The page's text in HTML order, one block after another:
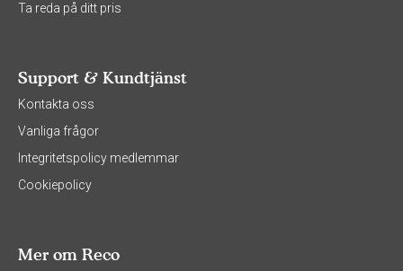
Ta reda på ditt pris
Support & Kundtjänst
Kontakta oss
Vanliga frågor
Integritetspolicy medlemmar
Cookiepolicy
Mer om Reco